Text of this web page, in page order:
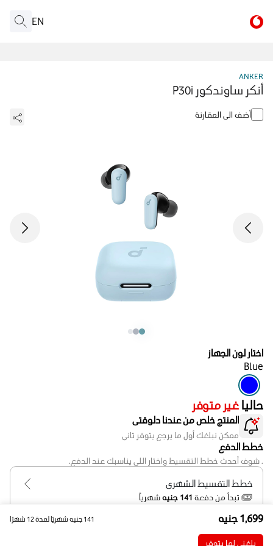
EN
1,699 جنيه 141 جنيه شهريًا لمدة 12 شهرًا
بلغني لما يتوفر
ANKER
أنكر ساوندكور P30i
أضف الى المقارنة
اختار لون الجهاز
Blue
حاليا غير متوفر
المنتج خلص من عندنا دلوقتى
ممكن نبلغك أول ما يرجع يتوفر تانى
خطط الدفع
. شوف أحدث خطط التقسيط واختار اللي يناسبك عند الدفع.
خطط التقسيط الشهرى
تبدأ من دفعة 141 جنيه شهرياً
خيارات التوصيل
التوصيل المنزلي